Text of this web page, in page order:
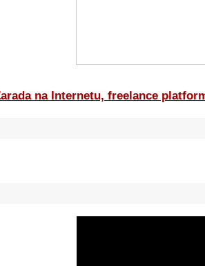
na Internetu, freelance